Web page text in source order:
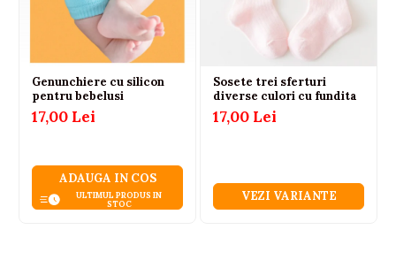
Genunchiere cu silicon
pentru bebelusi
17,00 Lei
ADAUGA IN COS
ULTIMUL PRODUS IN
STOC
Sosete trei sferturi
diverse culori cu fundita
17,00 Lei
VEZI VARIANTE